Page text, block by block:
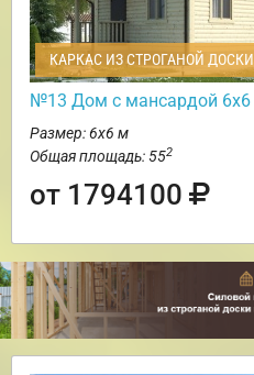
КАРКАС ИЗ СТРОГАНОЙ ДОСКИ
№13 Дом с мансардой 6х6
Размер: 6х6 м
Общая площадь: 552
от 1794100